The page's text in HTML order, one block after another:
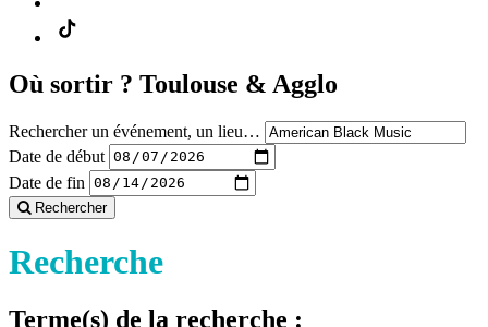
Où sortir ? Toulouse & Agglo
Rechercher un événement, un lieu…
Date de début
Date de fin
Rechercher
Recherche
Terme(s) de la recherche :